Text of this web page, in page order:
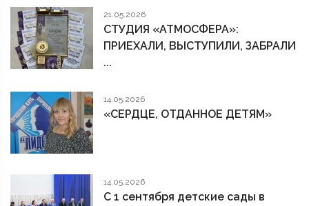
21.05.2026
СТУДИЯ «АТМОСФЕРА»:
ПРИЕХАЛИ, ВЫСТУПИЛИ, ЗАБРАЛИ
...
14.05.2026
«СЕРДЦЕ, ОТДАННОЕ ДЕТЯМ»
14.05.2026
С 1 сентября детские сады в